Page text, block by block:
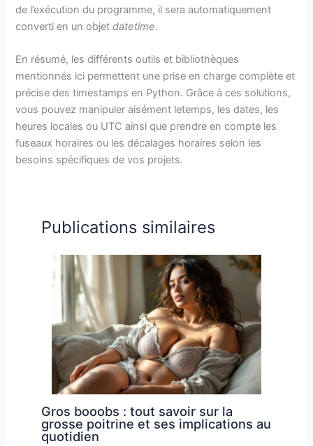
de l’exécution du programme, il sera automatiquement
converti en un objetdatetime.
En résumé, les différents outils et bibliothèques
mentionnés ici permettent une prise en charge complète et
précise des timestamps en Python. Grâce à ces solutions,
vous pouvez manipuler aisément letemps, les dates, les
heures locales ou UTC ainsi que prendre en compte les
fuseaux horaires ou les décalages horaires selon les
besoins spécifiques de vos projets.
Publications similaires
Gros booobs : tout savoir sur la
grosse poitrine et ses implications au
quotidien